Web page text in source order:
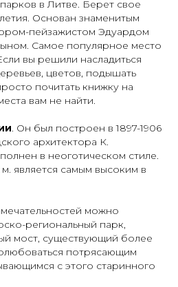
в Литве. Берет свое
Основан знаменитым
пейзажистом Эдуардом
Самое популярное место
вы решили насладиться
цветов, подышать
почитать книжку на
вам не найти.
. Он был построен в 1897-1906
архитектора К.
в неоготическом стиле.
является самым высоким в
можно
региональный парк,
мост, существующий более
потрясающим
с этого старинного